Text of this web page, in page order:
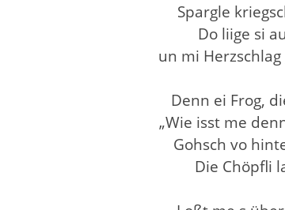
Spargle
Do liige si
un mi
Denn ei Frog,
„Wie isst me
Gohsch vo
Die Chöpfli